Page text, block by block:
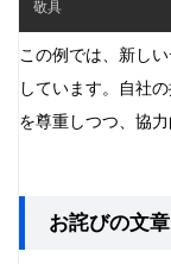
敬具
この例では、新し
しています。自社
を尊重しつつ、協
お詫びの文章